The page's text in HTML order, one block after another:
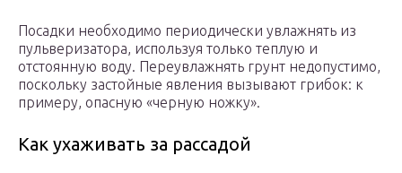
Посадки необходимо периодически увлажнять из
пульверизатора, используя только теплую и
отстоянную воду. Переувлажнять грунт недопустимо,
поскольку застойные явления вызывают грибок: к
примеру, опасную «черную ножку».
Как ухаживать за рассадой